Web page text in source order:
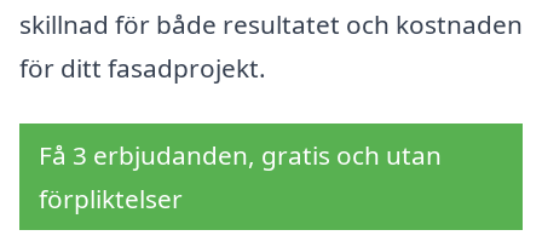
skillnad för både resultatet och kostnaden
för ditt fasadprojekt.
Få 3 erbjudanden, gratis och utan
förpliktelser